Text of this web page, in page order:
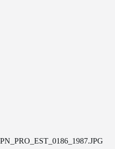
PN_PRO_EST_0186_1987.JPG